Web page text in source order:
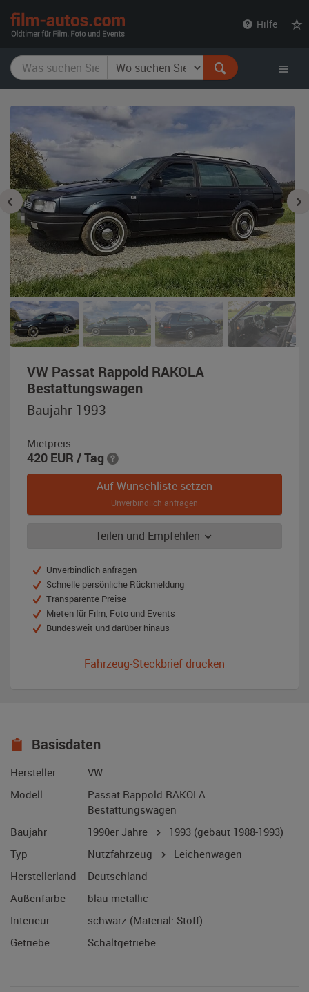
Hilfe
VW Passat Rappold RAKOLA
Bestattungswagen,
Baujahr 1993
Mietpreis
420 EUR / Tag
Auf Wunschliste setzen
Unverbindlich anfragen
Teilen und Empfehlen
Unverbindlich anfragen
Schnelle persönliche Rückmeldung
Transparente Preise
Mieten für Film, Foto und Events
Bundesweit und darüber hinaus
Fahrzeug-Steckbrief drucken
Basisdaten
Hersteller
VW
Modell
Passat Rappold RAKOLA
Bestattungswagen
Baujahr
1990er Jahre 1993 (gebaut 1988-1993)
Typ
Nutzfahrzeug
Leichenwagen
Herstellerland
Deutschland
Außenfarbe
blau-metallic
Interieur
schwarz (Material: Stoff)
Getriebe
Schaltgetriebe